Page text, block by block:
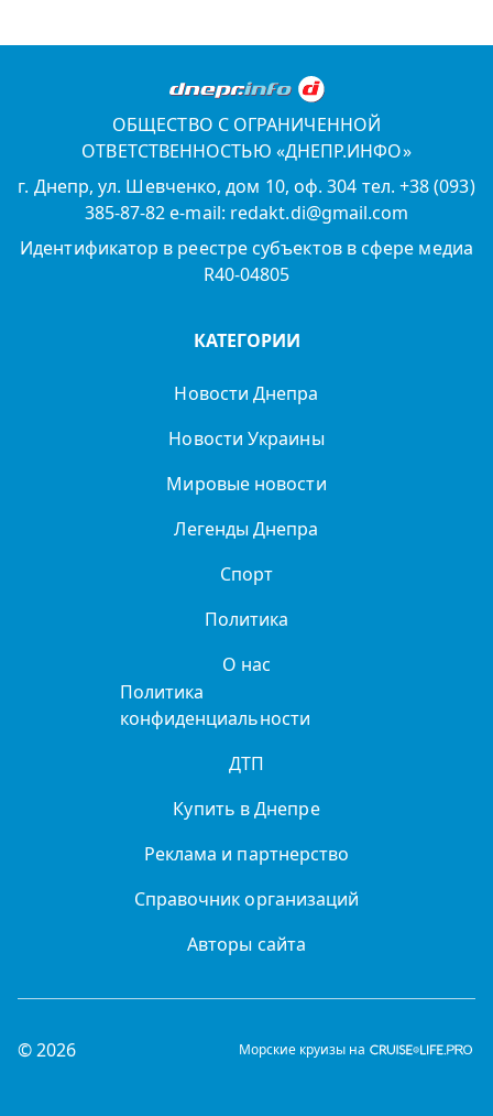
ОБЩЕСТВО С ОГРАНИЧЕННОЙ
ОТВЕТСТВЕННОСТЬЮ «ДНЕПР.ИНФО»
г. Днепр, ул. Шевченко, дом 10, оф. 304 тел. +38 (093)
385-87-82 e-mail: redakt.di@gmail.com
Идентификатор в реестре субъектов в сфере медиа
R40-04805
КАТЕГОРИИ
Новости Днепра
Новости Украины
Мировые новости
Легенды Днепра
Спорт
Политика
О нас
Политика
конфиденциальности
ДТП
Купить в Днепре
Реклама и партнерство
Справочник организаций
Авторы сайта
© 2026 Морские круизы на